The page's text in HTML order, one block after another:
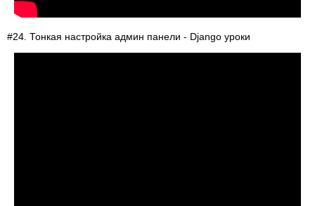
#24. Тонкая настройка админ панели - Django уроки